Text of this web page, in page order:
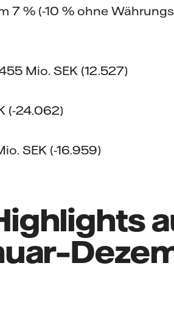
7 % (-10 % ohne
Mio. SEK (12.527)
(-24.062)
SEK (-16.959)